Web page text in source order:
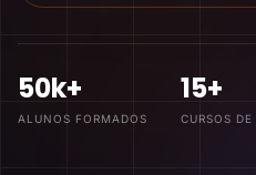
50k+
ALUNOS FORMADOS
15+
CURSOS DE